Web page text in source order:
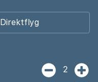
Direktflyg
2